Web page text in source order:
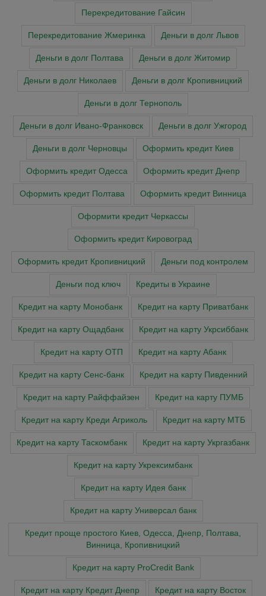
Перекредитование Гайсин
Перекредитование Жмеринка Деньги в долг Львов
Деньги в долг Полтава Деньги в долг Житомир
Деньги в долг Николаев Деньги в долг Кропивницкий
Деньги в долг Тернополь
Деньги в долг Ивано-Франковск Деньги в долг Ужгород
Деньги в долг Черновцы Оформить кредит Киев
Оформить кредит Одесса Оформить кредит Днепр
Оформить кредит Полтава Оформить кредит Винница
Оформити кредит Черкасcы
Оформить кредит Кировоград
Оформить кредит Кропивницкий Деньги под контролем
Деньги под ключ Кредиты в Украине
Кредит на карту Монобанк Кредит на карту Приватбанк
Кредит на карту Ощадбанк Кредит на карту Укрсиббанк
Кредит на карту ОТП Кредит на карту Абанк
Кредит на карту Сенс-банк Кредит на карту Пивденний
Кредит на карту Райффайзен Кредит на карту ПУМБ
Кредит на карту Креди Агриколь Кредит на карту МТБ
Кредит на карту Таскомбанк Кредит на карту Укргазбанк
Кредит на карту Укрексимбанк
Кредит на карту Идея банк
Кредит на карту Универсал банк
Кредит проще простого Киев, Одесса, Днепр, Полтава,
Винница, Кропивницкий
Кредит на карту ProCredit Bank
Кредит на карту Кредит Днепр Кредит на карту Восток